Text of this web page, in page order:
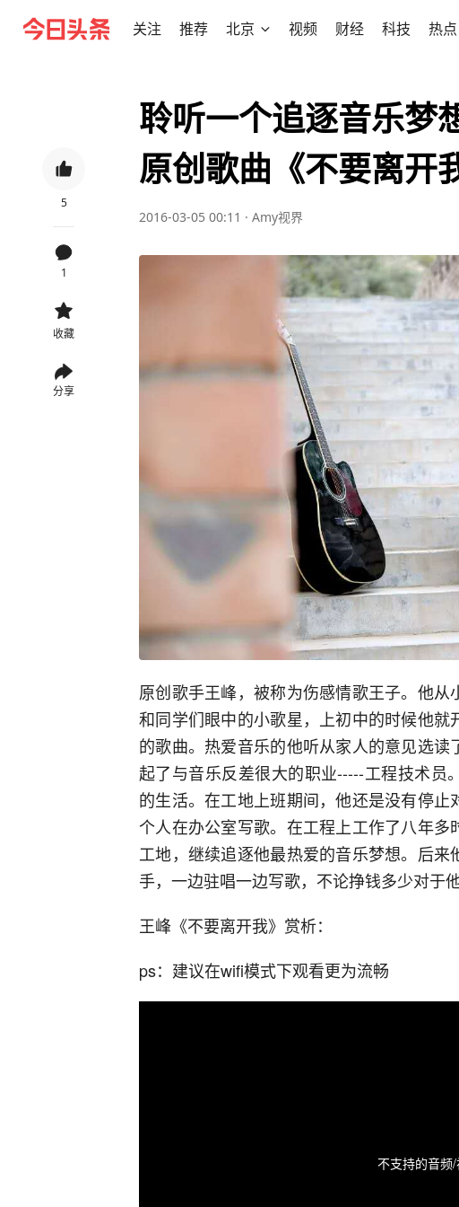
关注 推荐 北京 视频 财经 科技 热点
5
1
收藏
分享
聆听一个追逐音乐梦
原创歌曲《不要离开
2016-03-05 00:11 · Amy视界
原创歌手王峰，被称为伤感情歌王子。他
和同学们眼中的小歌星，上初中的时候他
的歌曲。热爱音乐的他听从家人的意见选
起了与音乐反差很大的职业-----工程技术员
的生活。在工地上班期间，他还是没有停
个人在办公室写歌。在工程上工作了八年
工地，继续追逐他最热爱的音乐梦想。后
手，一边驻唱一边写歌，不论挣钱多少对于
王峰《不要离开我》赏析：
ps：建议在wifi模式下观看更为流畅
不支持的音频